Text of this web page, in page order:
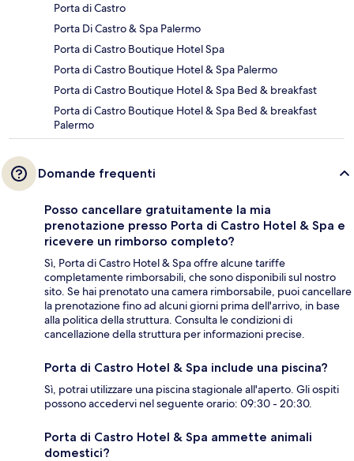
Porta di Castro
Porta Di Castro & Spa Palermo
Porta di Castro Boutique Hotel Spa
Porta di Castro Boutique Hotel & Spa Palermo
Porta di Castro Boutique Hotel & Spa Bed & breakfast
Porta di Castro Boutique Hotel & Spa Bed & breakfast
Palermo
Domande frequenti
Posso cancellare gratuitamente la mia
prenotazione presso Porta di Castro Hotel & Spa e
ricevere un rimborso completo?
Sì, Porta di Castro Hotel & Spa offre alcune tariffe
completamente rimborsabili, che sono disponibili sul nostro
sito. Se hai prenotato una camera rimborsabile, puoi cancellare
la prenotazione fino ad alcuni giorni prima dell'arrivo, in base
alla politica della struttura. Consulta le condizioni di
cancellazione della struttura per informazioni precise.
Porta di Castro Hotel & Spa include una piscina?
Sì, potrai utilizzare una piscina stagionale all'aperto. Gli ospiti
possono accedervi nel seguente orario: 09:30 - 20:30.
Porta di Castro Hotel & Spa ammette animali
domestici?